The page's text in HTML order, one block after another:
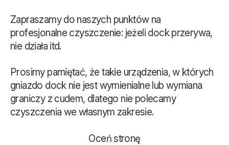
Zapraszamy do naszych punktów na
profesjonalne czyszczenie: jeżeli dock przerywa,
nie działa itd.
Prosimy pamiętać, że takie urządzenia, w których
gniazdo dock nie jest wymienialne lub wymiana
graniczy z cudem, dlatego nie polecamy
czyszczenia we własnym zakresie.
Oceń stronę